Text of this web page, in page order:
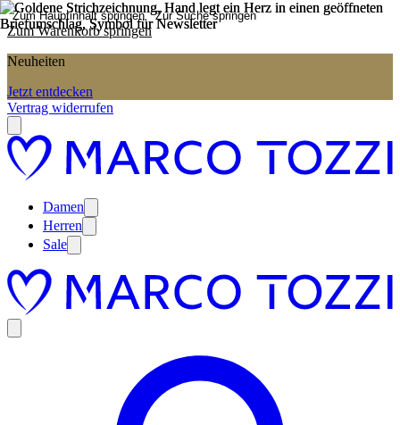
Zum Hauptinhalt springen Zur Suche springen
Zum Warenkorb springen
Neuheiten
Jetzt entdecken
Vertrag widerrufen
Damen
Herren
Sale